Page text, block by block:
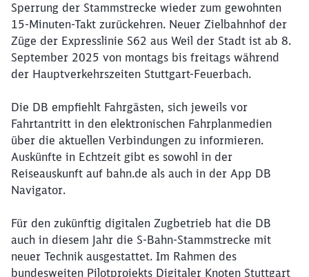
Sperrung der Stammstrecke wieder zum gewohnten
15-Minuten-Takt zurückehren. Neuer Zielbahnhof der
Züge der Expresslinie S62 aus Weil der Stadt ist ab 8.
September 2025 von montags bis freitags während
der Hauptverkehrszeiten Stuttgart-Feuerbach.
Die DB empfiehlt Fahrgästen, sich jeweils vor
Fahrtantritt in den elektronischen Fahrplanmedien
über die aktuellen Verbindungen zu informieren.
Auskünfte in Echtzeit gibt es sowohl in der
Reiseauskunft auf bahn.de als auch in der App DB
Navigator.
Für den zukünftig digitalen Zugbetrieb hat die DB
auch in diesem Jahr die S-Bahn-Stammstrecke mit
neuer Technik ausgestattet. Im Rahmen des
bundesweiten Pilotprojekts Digitaler Knoten Stuttgart
Schließen
Möchten Sie zuweitergeleitet
werden?